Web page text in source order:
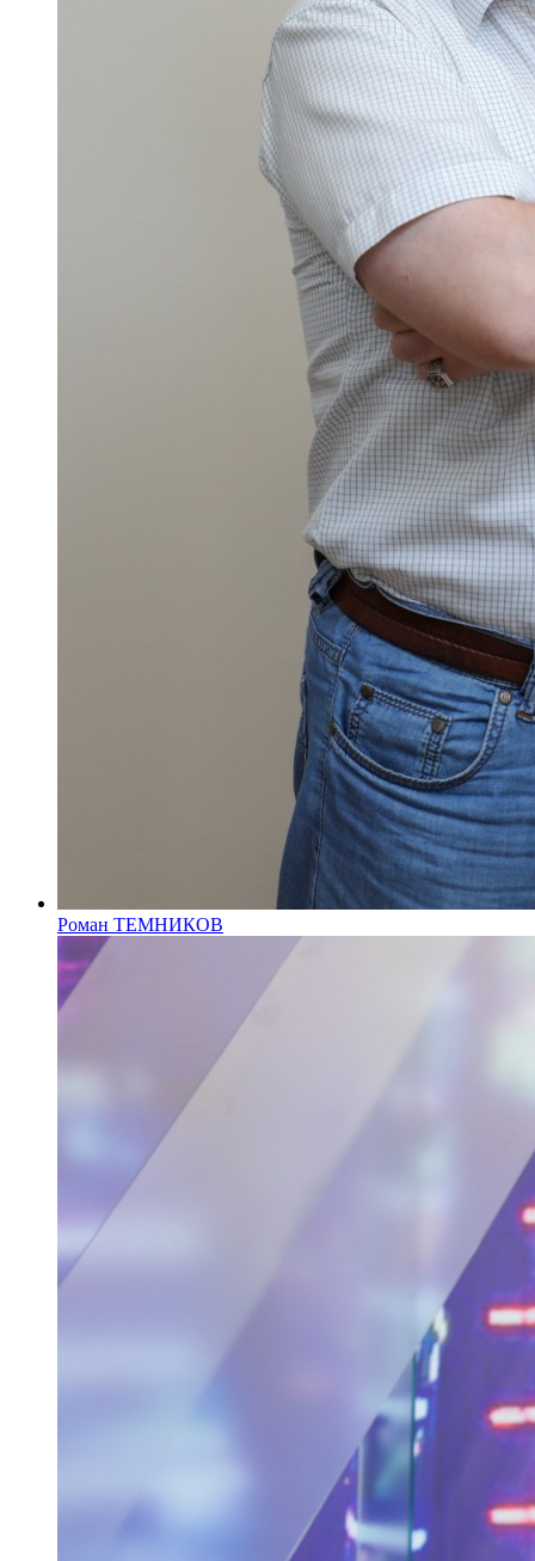
Роман ТЕМНИКОВ